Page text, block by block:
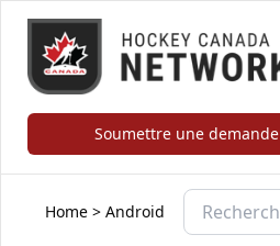
Soumettre une demande
Home > Android